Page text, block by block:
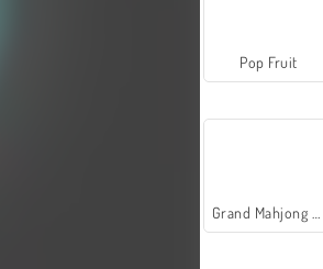
Pop Fruit